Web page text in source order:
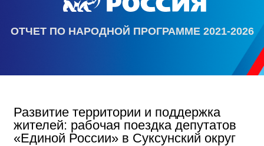
ОТЧЕТ ПО НАРОДНОЙ ПРОГРАММЕ 2021-2026
Развитие территории и поддержка
жителей: рабочая поездка депутатов
«Единой России» в Суксунский округ